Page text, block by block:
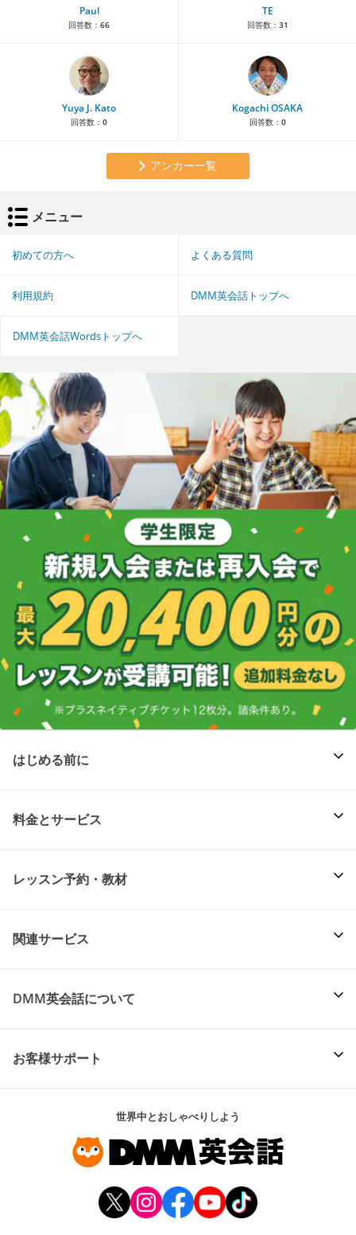
Paul
回答数： 66
TE
回答数： 31
Yuya J. Kato
回答数： 0
Kogachi OSAKA
回答数： 0
アンカー一覧
メニュー
初めての方へ よくある質問
利用規約 DMM英会話トップへ
DMM英会話Wordsトップへ
はじめる前に
料金とサービス
レッスン予約・教材
関連サービス
DMM英会話について
お客様サポート
世界中とおしゃべりしよう